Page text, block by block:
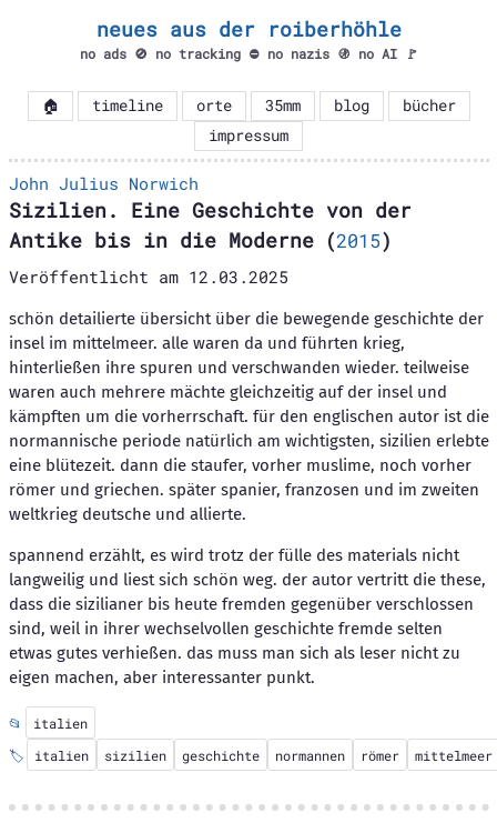
neues aus der roiberhöhle
no ads 🚫 no tracking ⛔ no nazis 🚯 no AI 🚩
🏠 timeline orte 35mm blog
bücher
impressum
John Julius Norwich
Sizilien. Eine Geschichte von der
Antike bis in die Moderne(2015)
Veröffentlicht am 12.03.2025
schön detailierte übersicht über die bewegende geschichte der
insel im mittelmeer. alle waren da und führten krieg,
hinterließen ihre spuren und verschwanden wieder. teilweise
waren auch mehrere mächte gleichzeitig auf der insel und
kämpften um die vorherrschaft. für den englischen autor ist die
normannische periode natürlich am wichtigsten, sizilien erlebte
eine blütezeit. dann die staufer, vorher muslime, noch vorher
römer und griechen. später spanier, franzosen und im zweiten
weltkrieg deutsche und allierte.
spannend erzählt, es wird trotz der fülle des materials nicht
langweilig und liest sich schön weg. der autor vertritt die these,
dass die sizilianer bis heute fremden gegenüber verschlossen
sind, weil in ihrer wechselvollen geschichte fremde selten
etwas gutes verhießen. das muss man sich als leser nicht zu
eigen machen, aber interessanter punkt.
📂
italien
🏷️
italien sizilien geschichte normannen römer mittelmeer